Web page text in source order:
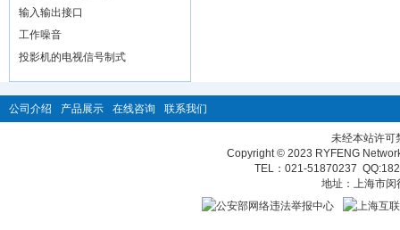
输入输出接口
工作噪音
投影机的电视信号制式
公司介绍 产品展示 在线咨询 联系我们
未经本站许
Copyright © 2023 RYFENG
TEL：021-51870237 QQ:
地址：上海市